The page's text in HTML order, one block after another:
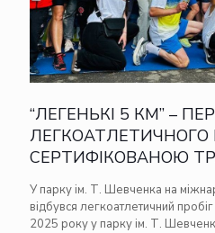
“ЛЕГЕНЬКІ 5 КМ” –
ЛЕГКОАТЛЕТИЧНОГО
СЕРТИФІКОВАНОЮ
У парку ім. Т. Шевченка на
відбувся легкоатлетичний
2025 року у парку ім. Т.